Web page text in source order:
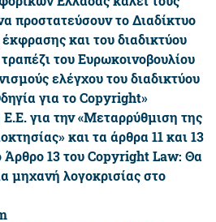
προστατεύσουν το Διαδίκτυο
και του διαδικτύου
του Ευρωκοινοβουλίου
ελέγχου του διαδικτύου
για το Copyright»
Ε.Ε. για την «Μεταρρύθμιση της
και τα άρθρα 11 και 13
Άρθρο 13 του Copyright Law: Θα
μηχανή λογοκρισίας στο